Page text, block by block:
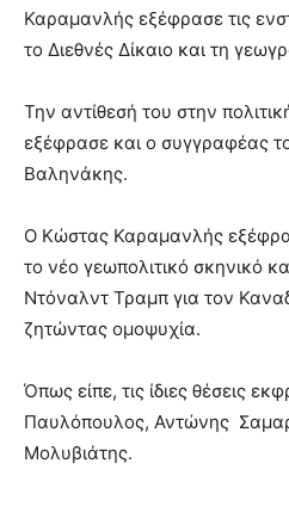
Καραμανλής εξέφρασε τις
το Διεθνές Δίκαιο και τη
Την αντίθεσή του στην
εξέφρασε και ο συγγραφέας
Βαληνάκης.
Ο Κώστας Καραμανλής
το νέο γεωπολιτικό σκηνικό
Ντόναλντ Τραμπ για τον
ζητώντας ομοψυχία.
Όπως είπε, τις ίδιες θέσεις
Παυλόπουλος, Αντώνης
Μολυβιάτης.